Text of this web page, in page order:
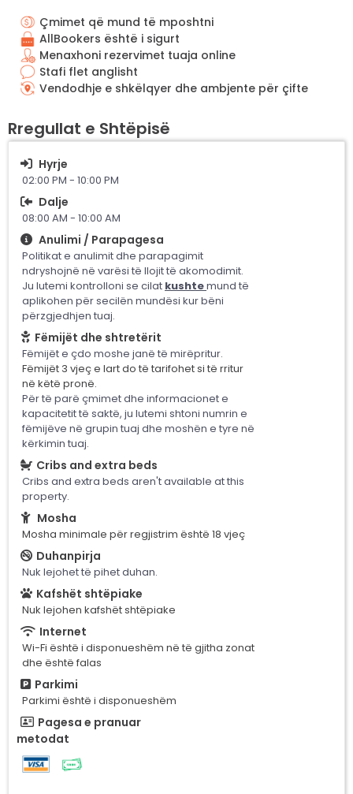
Çmimet që mund të mposhtni
AllBookers është i sigurt
Menaxhoni rezervimet tuaja online
Stafi flet anglisht
Vendodhje e shkëlqyer dhe ambjente për çifte
Rregullat e Shtëpisë
Hyrje
02:00 PM - 10:00 PM
Dalje
08:00 AM - 10:00 AM
Anulimi / Parapagesa
Politikat e anulimit dhe parapagimit
ndryshojnë në varësi të llojit të akomodimit.
Ju lutemi kontrolloni se cilat kushtemund të
aplikohen për secilën mundësi kur bëni
përzgjedhjen tuaj.
Fëmijët dhe shtretërit
Fëmijët e çdo moshe janë të mirëpritur.
Fëmijët 3 vjeç e lart do të tarifohet si të rritur
në këtë pronë.
Për të parë çmimet dhe informacionet e
kapacitetit të saktë, ju lutemi shtoni numrin e
fëmijëve në grupin tuaj dhe moshën e tyre në
kërkimin tuaj.
Cribs and extra beds
Cribs and extra beds aren't available at this
property.
Mosha
Mosha minimale për regjistrim është 18 vjeç
Duhanpirja
Nuk lejohet të pihet duhan.
Kafshët shtëpiake
Nuk lejohen kafshët shtëpiake
Internet
Wi-Fi është i disponueshëm në të gjitha zonat
dhe është falas
Parkimi
Parkimi është i disponueshëm
Pagesa e pranuar
metodat